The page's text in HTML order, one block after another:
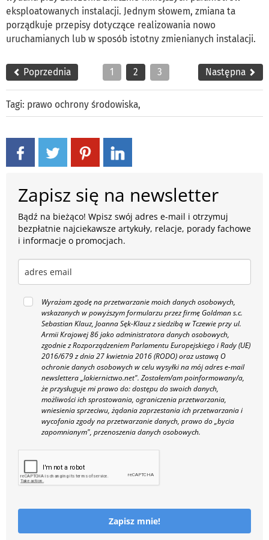
eksploatowanych instalacji. Jednym słowem, zmiana ta
porządkuje przepisy dotyczące realizowania nowo
uruchamianych lub w sposób istotny zmienianych instalacji.
Poprzednia 1 2 3 Następna
Tagi: prawo ochrony środowiska,
Zapisz się na newsletter
Bądź na bieżąco! Wpisz swój adres e-mail i otrzymuj
bezpłatnie najciekawsze artykuły, relacje, porady fachowe
i informacje o promocjach.
Wyrażam zgodę na przetwarzanie moich danych osobowych,
wskazanych w powyższym formularzu przez firmę Goldman s.c.
Sebastian Klauz, Joanna Sęk-Klauz z siedzibą w Tczewie przy ul.
Armii Krajowej 86 jako administratora danych osobowych,
zgodnie z Rozporządzeniem Parlamentu Europejskiego i Rady (UE)
2016/679 z dnia 27 kwietnia 2016 (RODO) oraz ustawą O
ochronie danych osobowych w celu wysyłki na mój adres e-mail
newslettera „lakiernictwo.net". Zostałem/am poinformowany/a,
że przysługuje mi prawo do: dostępu do swoich danych,
możliwości ich sprostowania, ograniczenia przetwarzania,
wniesienia sprzeciwu, żądania zaprzestania ich przetwarzania i
wycofania zgody na przetwarzanie danych, prawo do „bycia
zapomnianym", przenoszenia danych osobowych.
Zapisz mnie!